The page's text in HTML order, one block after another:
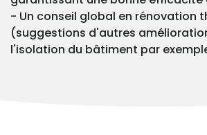
- Un conseil global en rénovation
(suggestions d'autres
l'isolation du bâtiment par